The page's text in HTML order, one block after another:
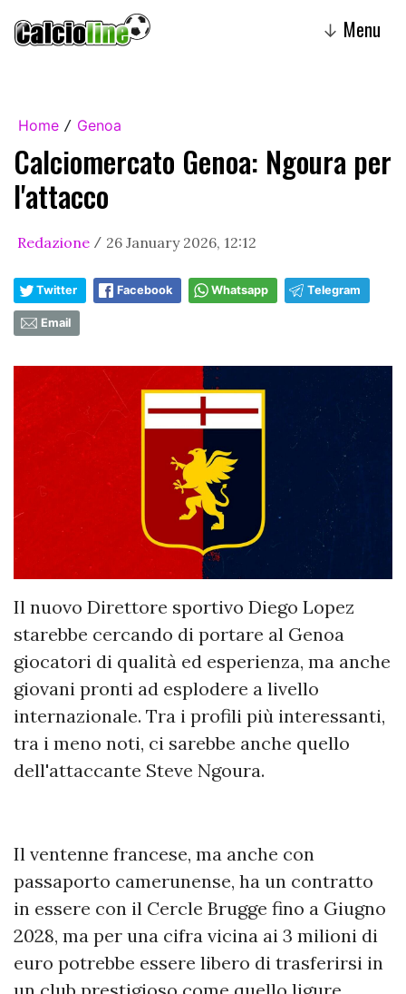
↓ Menu
Home / Genoa
Calciomercato Genoa: Ngoura per
l'attacco
Redazione / 26 January 2026, 12:12
Twitter Facebook Whatsapp Telegram
Email
Il nuovo Direttore sportivo Diego Lopez
starebbe cercando di portare al Genoa
giocatori di qualità ed esperienza, ma anche
giovani pronti ad esplodere a livello
internazionale. Tra i profili più interessanti,
tra i meno noti, ci sarebbe anche quello
dell'attaccante Steve Ngoura.
Il ventenne francese, ma anche con
passaporto camerunense, ha un contratto
in essere con il Cercle Brugge fino a Giugno
2028, ma per una cifra vicina ai 3 milioni di
euro potrebbe essere libero di trasferirsi in